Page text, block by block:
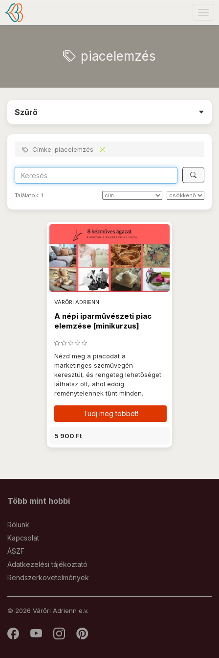
piacelemzés
Szűrő
Címke: piacelemzés
Találatok: 1
VÁRŐRI ADRIENN
A népi iparművészeti piac
elemzése [minikurzus]
Nézd meg a piacodat a
marketinges szemüvegén
keresztül, és rengeteg lehetőséget
láthatsz ott, ahol eddig
reménytelennek tűnt minden.
Tudj meg többet!
5 900 Ft
Több mint hobbi
Rólunk
Kapcsolat
ÁSZF
Adatkezelési tájékoztató
Rendszerkövetelmények
© 2026 Várőri Adrienn e.v.